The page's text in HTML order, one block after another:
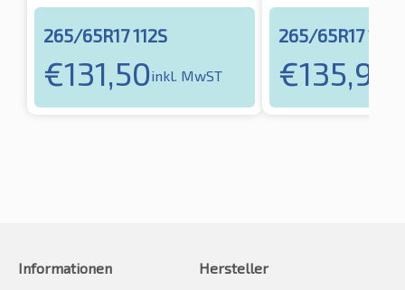
265/65R17 112S
€131,50inkl. MwST
265/65R17 112S
€135,90
Informationen
Hersteller